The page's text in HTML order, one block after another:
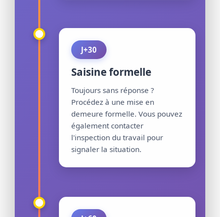
J+30
Saisine formelle
Toujours sans réponse ?
Procédez à une mise en
demeure formelle. Vous pouvez
également contacter
l'inspection du travail pour
signaler la situation.